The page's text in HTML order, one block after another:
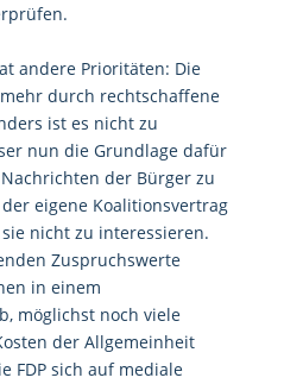
andere Prioritäten: Die
durch rechtschaffene
ist es nicht zu
nun die Grundlage dafür
der Bürger zu
eigene Koalitionsvertrag
nicht zu interessieren.
Zuspruchswerte
in einem
möglichst noch viele
der Allgemeinheit
FDP sich auf mediale